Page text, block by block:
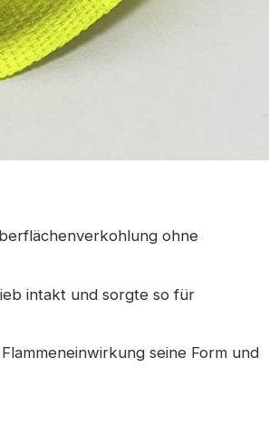
ohne
intakt und sorgte so für
seine Form und